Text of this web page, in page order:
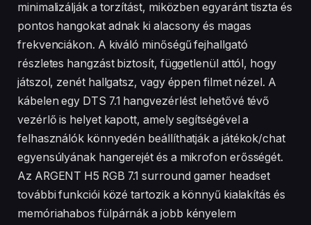
minimalizálják a torzítást, miközben egyaránt tiszta és
pontos hangokat adnak ki alacsony és magas
frekvenciákon. A kiváló minőségű fejhallgató
részletes hangzást biztosít, függetlenül attól, hogy
játszol, zenét hallgatsz, vagy éppen filmet nézel. A
kábelen egy DTS 7.1 hangvezérlést lehetővé tévő
vezérlő is helyet kapott, amely segítségével a
felhasználók könnyedén beállíthatják a játékok/chat
egyensúlyának hangerejét és a mikrofon erősségét.
Az ARGENT H5 RGB 7.1 surround gamer headset
további funkciói közé tartozik a könnyű kialakítás és
memóriahabos fülpárnák a jobb kényelem